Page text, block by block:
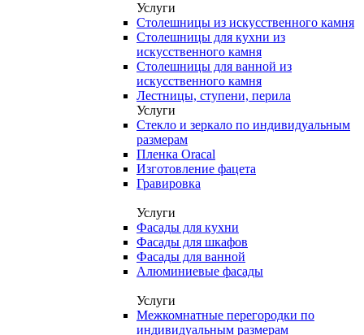
Услуги
Столешницы из искусственного камня
Столешницы для кухни из
искусственного камня
Столешницы для ванной из
искусственного камня
Лестницы, ступени, перила
Услуги
Стекло и зеркало по индивидуальным
размерам
Пленка Oracal
Изготовление фацета
Гравировка
Услуги
Фасады для кухни
Фасады для шкафов
Фасады для ванной
Алюминиевые фасады
Услуги
Межкомнатные перегородки по
индивидуальным размерам